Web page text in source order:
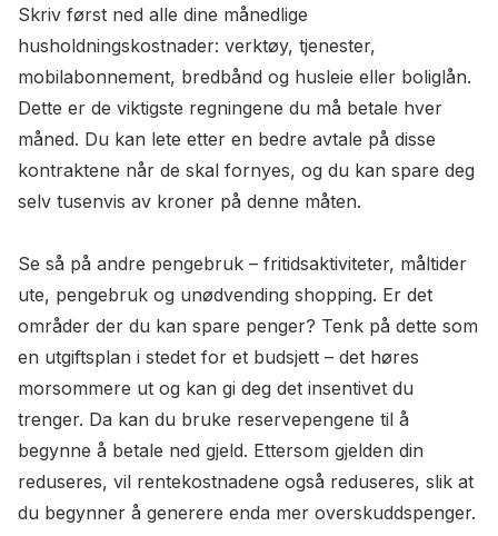
Skriv først ned alle dine månedlige
husholdningskostnader: verktøy, tjenester,
mobilabonnement, bredbånd og husleie eller boliglån.
Dette er de viktigste regningene du må betale hver
måned. Du kan lete etter en bedre avtale på disse
kontraktene når de skal fornyes, og du kan spare deg
selv tusenvis av kroner på denne måten.
Se så på andre pengebruk – fritidsaktiviteter, måltider
ute, pengebruk og unødvending shopping. Er det
områder der du kan spare penger? Tenk på dette som
en utgiftsplan i stedet for et budsjett – det høres
morsommere ut og kan gi deg det insentivet du
trenger. Da kan du bruke reservepengene til å
begynne å betale ned gjeld. Ettersom gjelden din
reduseres, vil rentekostnadene også reduseres, slik at
du begynner å generere enda mer overskuddspenger.